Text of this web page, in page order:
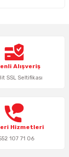
Alışveriş
SSL Seltifikası
Hizmetleri
107 71 06